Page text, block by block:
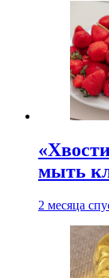
мыть
2 месяца